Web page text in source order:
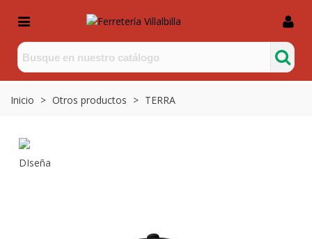
Inicio > Otros productos > TERRA